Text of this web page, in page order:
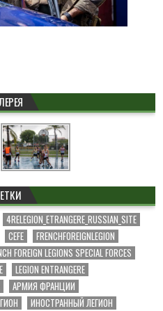
4RELEGION_ETRANGERE_RUSSIAN_SITE
CEFE
FRENCHFOREIGNLEGION
FOREIGN LEGIONS SPECIAL FORCES
LEGION ENTRANGERE
АРМИЯ ФРАНЦИИ
ИНОСТРАННЫЙ ЛЕГИОН